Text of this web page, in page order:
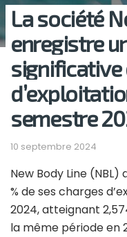
La société
enregistre
semestre
10 septembre 2024
New Body Line
% de ses charges
2024, atteignant
la même période en